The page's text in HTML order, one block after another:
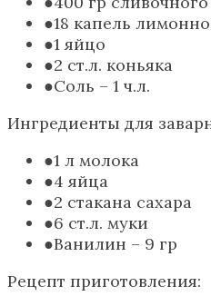
18 капель
1 яйцо
2 ст.л. коньяка
Соль – 1 ч.л.
Ингредиенты для
1 л молока
4 яйца
2 стакана сахара
6 ст.л. муки
Ванилин – 9 гр
Рецепт приготовления: